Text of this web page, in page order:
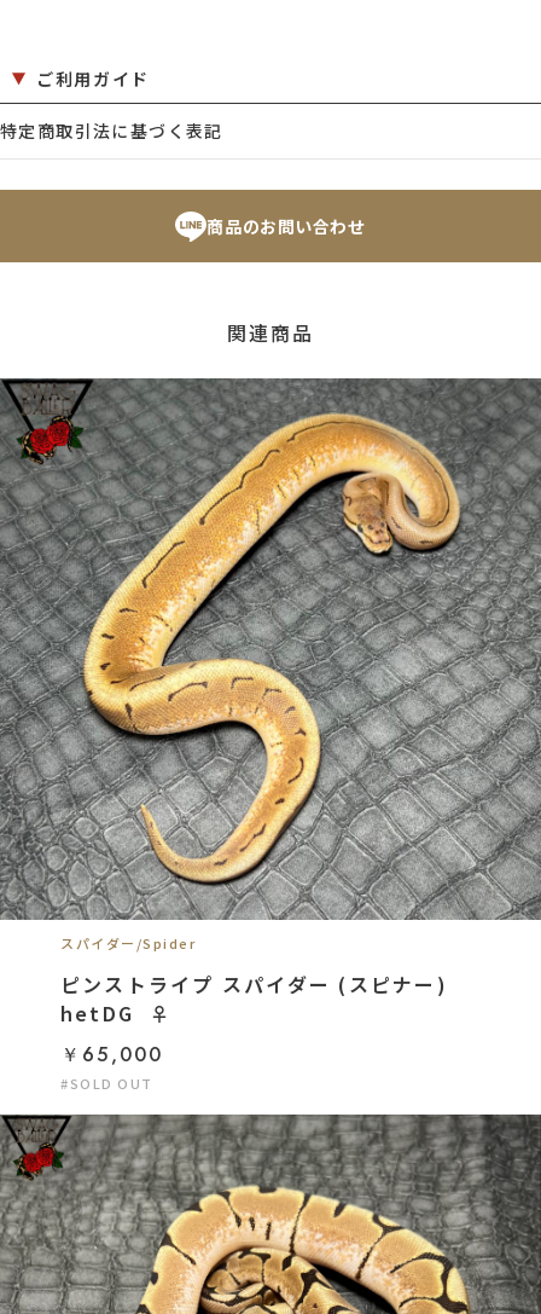
ご利用ガイド
特定商取引法に基づく表記
商品のお問い合わせ
関連商品
スパイダー/Spider
ピンストライプ スパイダー (スピナー)
hetDG ︎︎︎︎ ♀
￥65,000
#SOLD OUT